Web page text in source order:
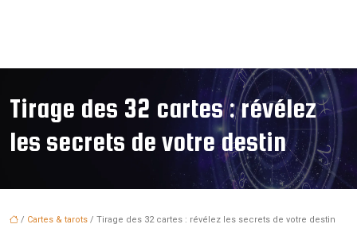
Tirage des 32 cartes : révélez
les secrets de votre destin
/ Cartes & tarots / Tirage des 32 cartes : révélez les secrets de votre destin